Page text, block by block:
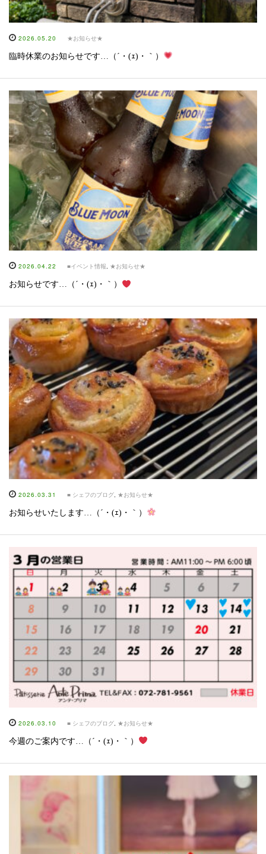
2026.05.20 ★お知らせ★
臨時休業のお知らせです…（´・(ｪ)・｀）
2026.04.22 ■イベント情報, ★お知らせ★
お知らせです…（´・(ｪ)・｀）
2026.03.31 ■ シェフのブログ ★お知らせ★
お知らせいたします…（´・(ｪ)・｀）
2026.03.10 ■ シェフのブログ ★お知らせ★
今週のご案内です…（´・(ｪ)・｀）